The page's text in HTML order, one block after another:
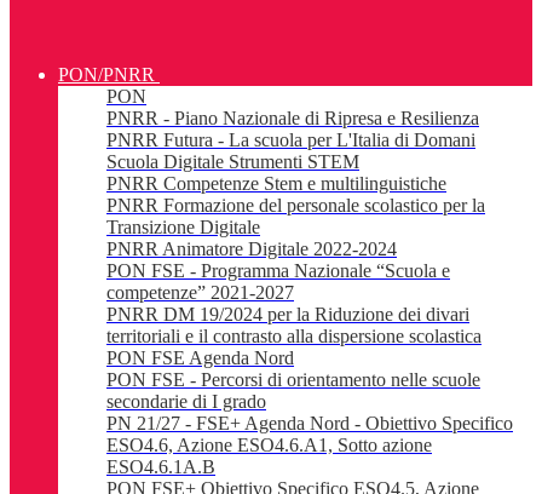
PON/PNRR
PON
PNRR - Piano Nazionale di Ripresa e Resilienza
PNRR Futura - La scuola per L'Italia di Domani
Scuola Digitale Strumenti STEM
PNRR Competenze Stem e multilinguistiche
PNRR Formazione del personale scolastico per la
Transizione Digitale
PNRR Animatore Digitale 2022-2024
PON FSE - Programma Nazionale “Scuola e
competenze” 2021-2027
PNRR DM 19/2024 per la Riduzione dei divari
territoriali e il contrasto alla dispersione scolastica
PON FSE Agenda Nord
PON FSE - Percorsi di orientamento nelle scuole
secondarie di I grado
PN 21/27 - FSE+ Agenda Nord - Obiettivo Specifico
ESO4.6, Azione ESO4.6.A1, Sotto azione
ESO4.6.1A.B
PON FSE+ Obiettivo Specifico ESO4.5, Azione